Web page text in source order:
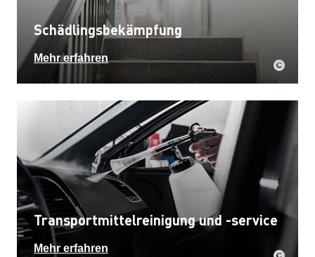
Schädlingsbekämpfung
Mehr erfahren
Transportmittelreinigung und -service
Mehr erfahren